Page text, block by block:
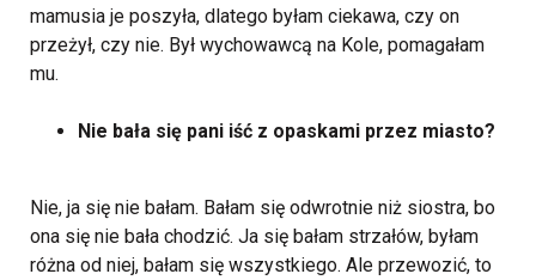
mamusia je poszyła, dlatego byłam ciekawa, czy on
przeżył, czy nie. Był wychowawcą na Kole, pomagałam
mu.
Nie bała się pani iść z opaskami przez miasto?
Nie, ja się nie bałam. Bałam się odwrotnie niż siostra, bo
ona się nie bała chodzić. Ja się bałam strzałów, byłam
różna od niej, bałam się wszystkiego. Ale przewozić, to